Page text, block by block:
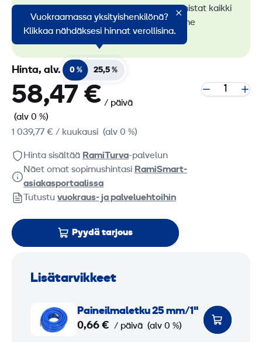
konevuokrauksessa. Tunnistat kaikki
vähäpäästöiset koneemme
RamiGreen-merkistä.
Vuokraamassa yksityishenkilönä?
Klikkaa nähdäksesi hinnat verollisina.
Hinta, alv. 0 % 25,5 %
58,47 € / päivä
(alv 0 %)
1 039,77 € / kuukausi (alv 0 %)
Hinta sisältää RamiTurva-palvelun
Näet omat sopimushintasi RamiSmart-
asiakasportaalissa
Tutustu vuokraus- ja palveluehtoihin
Pyydä tarjous
Lisätarvikkeet
Paine­ilmaletku 25 mm/1"
0,66 € / päivä (alv 0 %)